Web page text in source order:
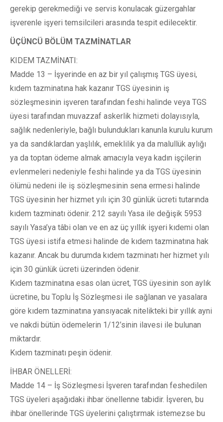
gerekip gerekmediği ve servis konulacak güzergahlar
işverenle işyeri temsilcileri arasında tespit edilecektir.
ÜÇÜNCÜ BÖLÜM TAZMİNATLAR
KIDEM TAZMİNATI:
Madde 13 – İşyerinde en az bir yıl çalışmış TGS üyesi,
kıdem tazminatına hak kazanır TGS üyesinin iş
sözleşmesinin işveren tarafından feshi halinde veya TGS
üyesi tarafından muvazzaf askerlik hizmeti dolayısıyla,
sağlık nedenleriyle, bağlı bulundukları kanunla kurulu kurum
ya da sandıklardan yaşlılık, emeklilik ya da malullük aylığı
ya da toptan ödeme almak amacıyla veya kadın işçilerin
evlenmeleri nedeniyle feshi halinde ya da TGS üyesinin
ölümü nedeni ile iş sözleşmesinin sena ermesi halinde
TGS üyesinin her hizmet yılı için 30 günlük ücreti tutarında
kıdem tazminatı ödenir. 212 sayılı Yasa ile değişik 5953
sayılı Yasa’ya tâbi olan ve en az üç yıllık işyeri kıdemi olan
TGS üyesi istifa etmesi halinde de kıdem tazminatına hak
kazanır. Ancak bu durumda kıdem tazminatı her hizmet yılı
için 30 günlük ücreti üzerinden ödenir.
Kıdem tazminatına esas olan ücret, TGS üyesinin son aylık
ücretine, bu Toplu İş Sözleşmesi ile sağlanan ve yasalara
göre kıdem tazminatına yansıyacak nitelikteki bir yıllık ayni
ve nakdi bütün ödemelerin 1/12’sinin ilavesi ile bulunan
miktardır.
Kıdem tazminatı peşin ödenir.
İHBAR ÖNELLERİ:
Madde 14 – İş Sözleşmesi İşveren tarafından feshedilen
TGS üyeleri aşağıdaki ihbar önellenne tabidir. İşveren, bu
ihbar önellerinde TGS üyelerini çalıştırmak istemezse bu